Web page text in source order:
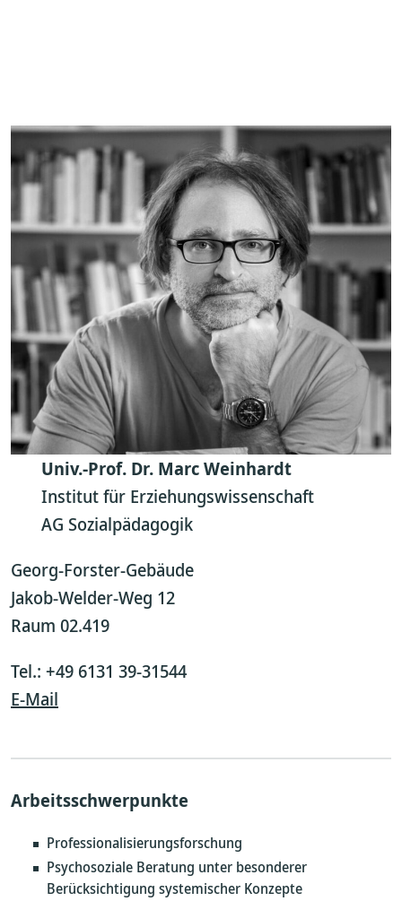
Univ.-Prof. Dr. Marc Weinhardt
Institut für Erziehungswissenschaft
AG Sozialpädagogik
Georg-Forster-Gebäude
Jakob-Welder-Weg 12
Raum 02.419
Tel.: +49 6131 39-31544
E-Mail
Arbeitsschwerpunkte
Professionalisierungsforschung
Psychosoziale Beratung unter besonderer
Berücksichtigung systemischer Konzepte